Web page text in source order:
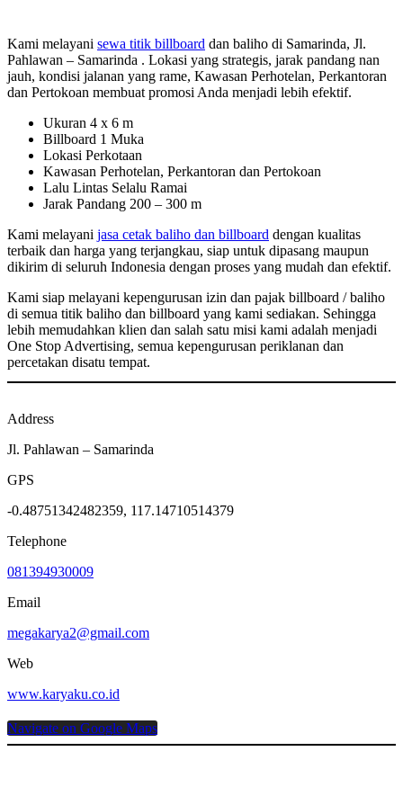
Kami melayani sewa titik billboard dan baliho di Samarinda, Jl.
Pahlawan – Samarinda . Lokasi yang strategis, jarak pandang nan
jauh, kondisi jalanan yang rame, Kawasan Perhotelan, Perkantoran
dan Pertokoan membuat promosi Anda menjadi lebih efektif.
Ukuran 4 x 6 m
Billboard 1 Muka
Lokasi Perkotaan
Kawasan Perhotelan, Perkantoran dan Pertokoan
Lalu Lintas Selalu Ramai
Jarak Pandang 200 – 300 m
Kami melayani jasa cetak baliho dan billboard dengan kualitas
terbaik dan harga yang terjangkau, siap untuk dipasang maupun
dikirim di seluruh Indonesia dengan proses yang mudah dan efektif.
Kami siap melayani kepengurusan izin dan pajak billboard / baliho
di semua titik baliho dan billboard yang kami sediakan. Sehingga
lebih memudahkan klien dan salah satu misi kami adalah menjadi
One Stop Advertising, semua kepengurusan periklanan dan
percetakan disatu tempat.
Address
Jl. Pahlawan – Samarinda
GPS
-0.48751342482359, 117.14710514379
Telephone
081394930009
Email
megakarya2@gmail.com
Web
www.karyaku.co.id
Navigate on Google Maps